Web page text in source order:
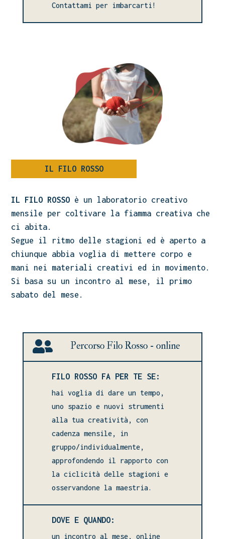
Contattami per imbarcarti!
IL FILO ROSSO
IL FILO ROSSO è un laboratorio creativo
mensile per coltivare la fiamma creativa che
ci abita.
Segue il ritmo delle stagioni ed è aperto a
chiunque abbia voglia di mettere corpo e
mani nei materiali creativi ed in movimento.
Si basa su un incontro al mese, il primo
sabato del mese.
 Percorso Filo Rosso - online
FILO ROSSO FA PER TE SE:
hai voglia di dare un tempo,
uno spazio e nuovi strumenti
alla tua creatività, con
cadenza mensile, in
gruppo/individualmente,
approfondendo il rapporto con
la ciclicità delle stagioni e
osservandone la maestria.
DOVE E QUANDO:
un incontro al mese, online